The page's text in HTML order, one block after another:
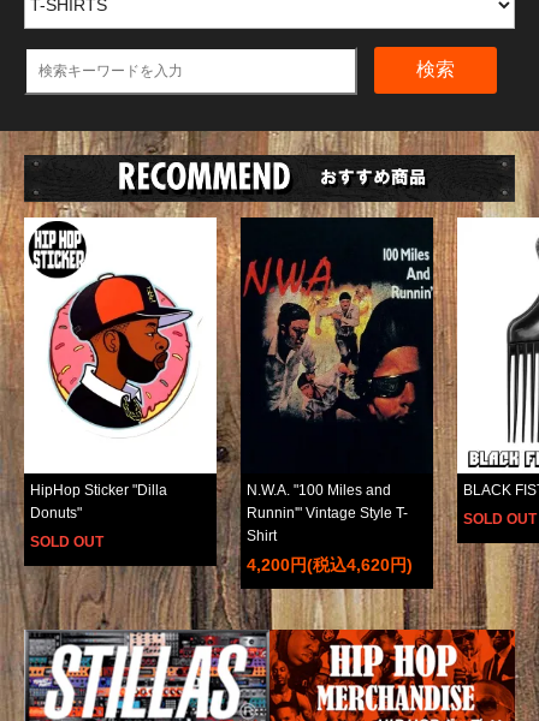
検索
HipHop Sticker "Dilla
Donuts"
SOLD OUT
N.W.A. "100 Miles and
Runnin'" Vintage Style T-
Shirt
4,200円(税込4,620円)
BLACK
SOLD OUT